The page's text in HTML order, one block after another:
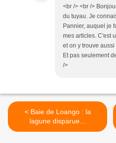
<br /> <br />
du tuyau. Je
Pannier, auquel je
mes articles. C'est
et on y trouve
Et pas seulement
/>
< Baie de Loango : la
lagune disparue...